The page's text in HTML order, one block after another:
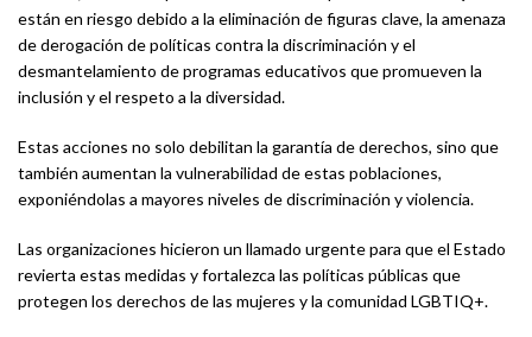
están en riesgo debido a la eliminación de figuras clave, la amenaza
de derogación de políticas contra la discriminación y el
desmantelamiento de programas educativos que promueven la
inclusión y el respeto a la diversidad.
Estas acciones no solo debilitan la garantía de derechos, sino que
también aumentan la vulnerabilidad de estas poblaciones,
exponiéndolas a mayores niveles de discriminación y violencia.
Las organizaciones hicieron un llamado urgente para que el Estado
revierta estas medidas y fortalezca las políticas públicas que
protegen los derechos de las mujeres y la comunidad LGBTIQ+.